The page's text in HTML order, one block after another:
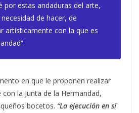
por estas andaduras del arte,
de hacer, de
artísticamente con la que es
.
en que le proponen realizar
la Junta de la Hermandad,
bocetos. “La ejecución en sí